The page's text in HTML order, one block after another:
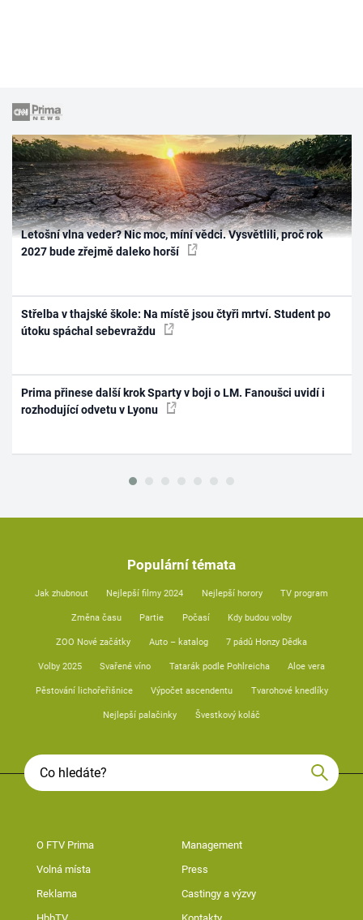
Letošní vlna veder? Nic moc, míní vědci. Vysvětlili, proč rok
2027 bude zřejmě daleko horší
Střelba v thajské škole: Na místě jsou čtyři mrtví. Student po
útoku spáchal sebevraždu
Prima přinese další krok Sparty v boji o LM. Fanoušci uvidí i
rozhodující odvetu v Lyonu
Populární témata
Jak zhubnout Nejlepší filmy 2024 Nejlepší horory TV program
Změna času Partie Počasí Kdy budou volby
ZOO Nové začátky Auto – katalog 7 pádů Honzy Dědka
Volby 2025 Svařené víno Tatarák podle Pohlreicha Aloe vera
Pěstování lichořeřišnice Výpočet ascendentu Tvarohové knedlíky
Nejlepší palačinky Švestkový koláč
O FTV Prima Management
Volná místa Press
Reklama Castingy a výzvy